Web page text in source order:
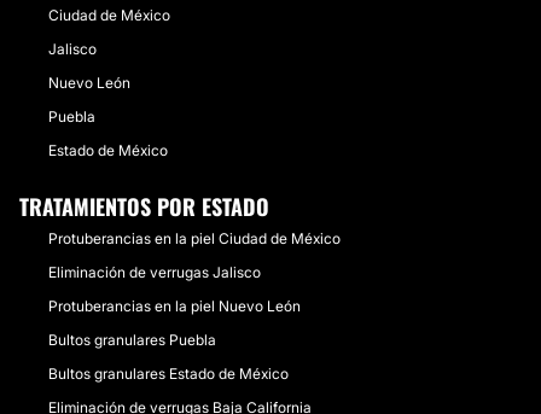
Ciudad de México
Jalisco
Nuevo León
Puebla
Estado de México
TRATAMIENTOS POR ESTADO
Protuberancias en la piel Ciudad de México
Eliminación de verrugas Jalisco
Protuberancias en la piel Nuevo León
Bultos granulares Puebla
Bultos granulares Estado de México
Eliminación de verrugas Baja California